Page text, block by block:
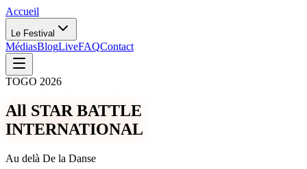
Accueil
Le Festival
MédiasBlogLiveFAQContact
TOGO 2026
All STAR BATTLE
INTERNATIONAL
Au delà De la Danse